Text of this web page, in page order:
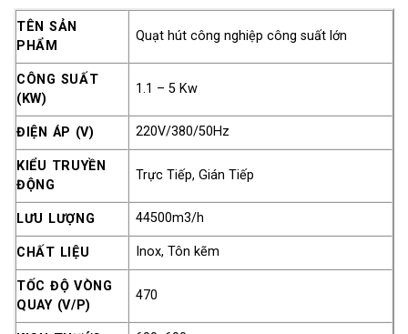
TÊN SẢN
PHẨM
Quạt hút công nghiệp công suất lớn
CÔNG SUẤT
(KW)
1.1 – 5 Kw
ĐIỆN ÁP (V) 220V/380/50Hz
KIỂU TRUYỀN
ĐỘNG
Trực Tiếp, Gián Tiếp
LƯU LƯỢNG 44500m3/h
CHẤT LIỆU Inox, Tôn kẽm
TỐC ĐỘ VÒNG
QUAY (V/P)
470